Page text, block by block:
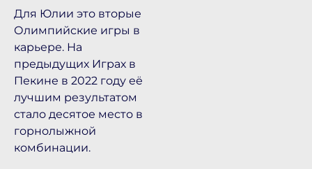
Для Юлии это вторые
Олимпийские игры в
карьере. На
предыдущих Играх в
Пекине в 2022 году её
лучшим результатом
стало десятое место в
горнолыжной
комбинации.